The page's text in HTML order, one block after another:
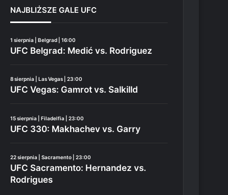
NAJBLIŻSZE GALE UFC
1 sierpnia | Belgrad | 16:00
UFC Belgrad: Medić vs. Rodriguez
8 sierpnia | Las Vegas | 23:00
UFC Vegas: Gamrot vs. Salkilld
15 sierpnia | Filadelfia | 23:00
UFC 330: Makhachev vs. Garry
22 sierpnia | Sacramento | 23:00
UFC Sacramento: Hernandez vs.
Rodrigues